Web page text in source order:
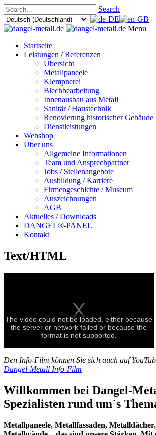
Search
Menu
Startseite
Leistungen / Referenzen
Übersicht
Metallpaneele
Klempnerei
Blechbearbeitung
Innenausbau aus Metall
Sanitär / Haustechnik
Renovierung historischer Gebäude
Dienstleistungen
Webshop
Über uns
Allgemeine Informationen
Team und Ansprechpartner
Jobs / Stellenangebote
Ausbildung / Karriere
Firmengeschichte / Museum
Auszeichnungen
AGB
Aktuelles / Downloads
DANGEL®-PANEL
Kontakt
Text/HTML
The video could not be loaded, either because
the server or network failed or because the
format is not supported.
Den Info-Film können Sie sich auch auf
Dangel-Metall Info-Film
Willkommen bei Dangel-
Spezialisten rund um`s
Metallpaneele, Metallfassaden,